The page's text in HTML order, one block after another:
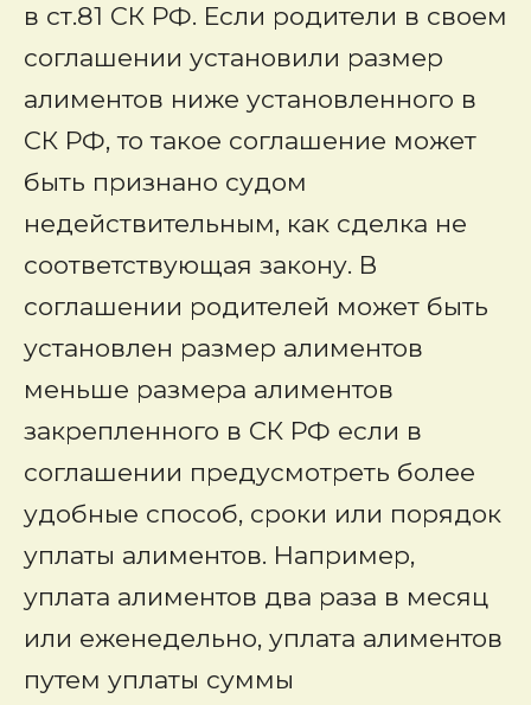
в ст.81 СК РФ. Если родители в своем
соглашении установили размер
алиментов ниже установленного в
СК РФ, то такое соглашение может
быть признано судом
недействительным, как сделка не
соответствующая закону. В
соглашении родителей может быть
установлен размер алиментов
меньше размера алиментов
закрепленного в СК РФ если в
соглашении предусмотреть более
удобные способ, сроки или порядок
уплаты алиментов. Например,
уплата алиментов два раза в месяц
или еженедельно, уплата алиментов
путем уплаты суммы